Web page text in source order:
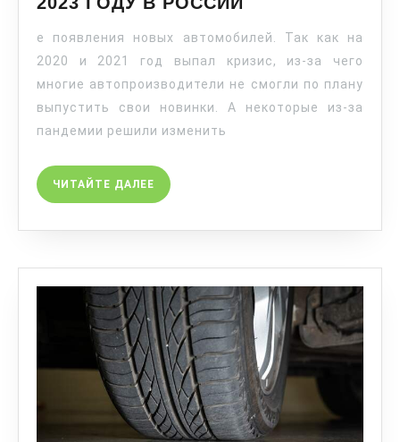
е появления новых автомобилей. Так как на
2020 и 2021 год выпал кризис, из-за чего
многие автопроизводители не смогли по плану
выпустить свои новинки. А некоторые из-за
пандемии решили изменить
ЧИТАЙТЕ ДАЛЕЕ